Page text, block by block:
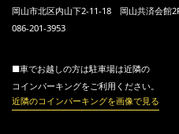
岡山市北区内山下2-11-18 岡山共済会館
086-201-3953
■車でお越しの方は駐車場は近隣の
コインパーキングをご利用ください。
近隣のコインパーキングを画像で見る